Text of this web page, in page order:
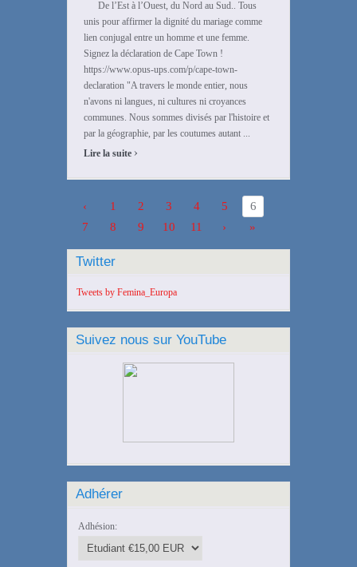
De l’Est à l’Ouest, du Nord au Sud.. Tous
unis pour affirmer la dignité du mariage comme
lien conjugal entre un homme et une femme.
Signez la déclaration de Cape Town !
https://www.opus-ups.com/p/cape-town-
declaration "A travers le monde entier, nous
n'avons ni langues, ni cultures ni croyances
communes. Nous sommes divisés par l'histoire et
par la géographie, par les coutumes autant ...
Lire la suite ›
‹ 1 2 3 4 5
6
7
8 9 10 11 › »
Twitter
Tweets by Femina_Europa
Suivez nous sur YouTube
Adhérer
Adhésion: